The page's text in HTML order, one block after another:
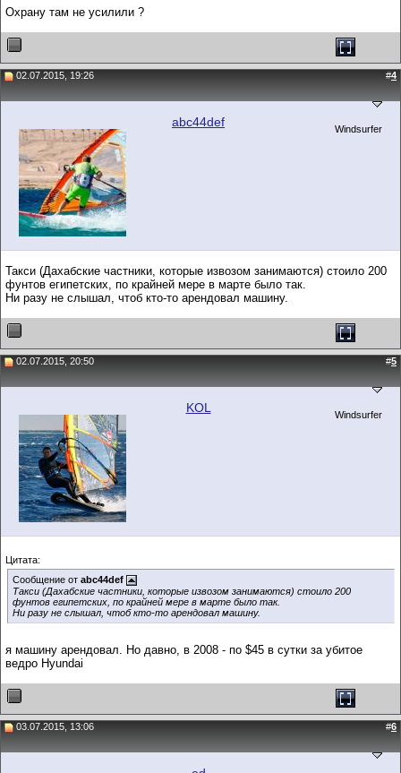
Охрану там не усилили ?
02.07.2015, 19:26 #4
abc44def Windsurfer
Такси (Дахабские частники, которые извозом занимаются) стоило 200
фунтов египетских, по крайней мере в марте было так.
Ни разу не слышал, чтоб кто-то арендовал машину.
02.07.2015, 20:50 #5
KOL Windsurfer
Цитата:
Сообщение от abc44def
Такси (Дахабские частники, которые извозом занимаются) стоило 200
фунтов египетских, по крайней мере в марте было так.
Ни разу не слышал, чтоб кто-то арендовал машину.
я машину арендовал. Но давно, в 2008 - по $45 в сутки за убитое
ведро Hyundai
03.07.2015, 13:06 #6